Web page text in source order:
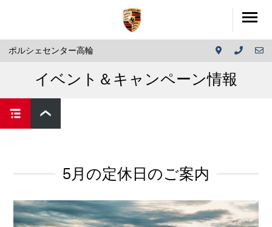
ポルシェセンター高輪
イベント＆キャンペーン情報
5月の定休日のご案内